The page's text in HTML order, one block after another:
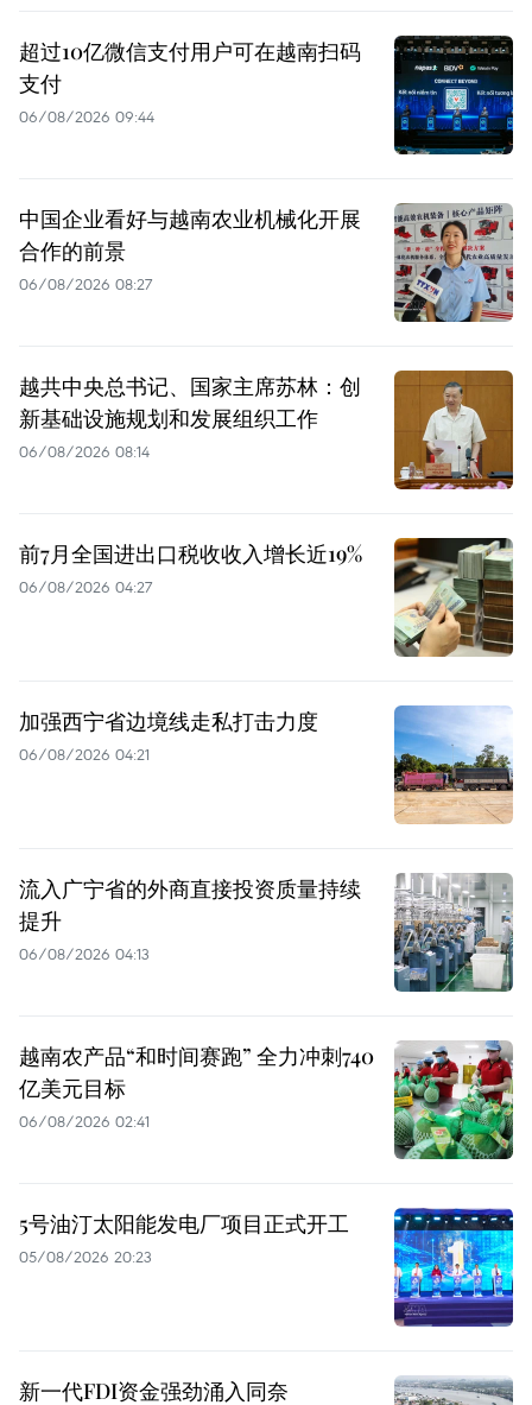
超过10亿微信支付用户可在越南扫码
支付
06/08/2026 09:44
中国企业看好与越南农业机械化开展
合作的前景
06/08/2026 08:27
越共中央总书记、国家主席苏林：创
新基础设施规划和发展组织工作
06/08/2026 08:14
前7月全国进出口税收收入增长近19%
06/08/2026 04:27
加强西宁省边境线走私打击力度
06/08/2026 04:21
流入广宁省的外商直接投资质量持续
提升
06/08/2026 04:13
越南农产品“和时间赛跑” 全力冲刺740
亿美元目标
06/08/2026 02:41
5号油汀太阳能发电厂项目正式开工
05/08/2026 20:23
新一代FDI资金强劲涌入同奈